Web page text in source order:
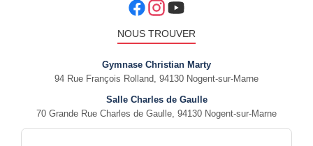
NOUS TROUVER
Gymnase Christian Marty
94 Rue François Rolland, 94130 Nogent-sur-Marne
Salle Charles de Gaulle
70 Grande Rue Charles de Gaulle, 94130 Nogent-sur-Marne